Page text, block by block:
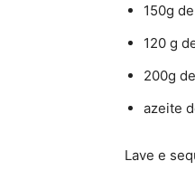
150g
120 g
200g
azeite
Lave e